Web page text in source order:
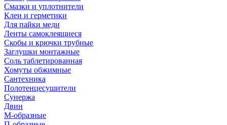
Смазки и уплотнители
Клеи и герметики
Для пайки меди
Ленты самоклеящиеся
Скобы и крючки трубные
Заглушки монтажные
Соль таблетированная
Хомуты обжимные
Сантехника
Полотенцесушители
Сунержа
Двин
М-образные